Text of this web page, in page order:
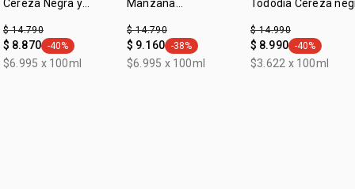
Cereza Negra y
$ 14.790
$ 8.870 general.tag -40%
-40%
$6.995 x 100ml
Manzana
Vainilla 200 ml
$ 14.790
$ 9.160 general.tag -38%
-38%
$6.995 x 100ml
Tododia Cereza
$ 14.990
$ 8.990 general.tag -
-40%
$3.622 x 100ml